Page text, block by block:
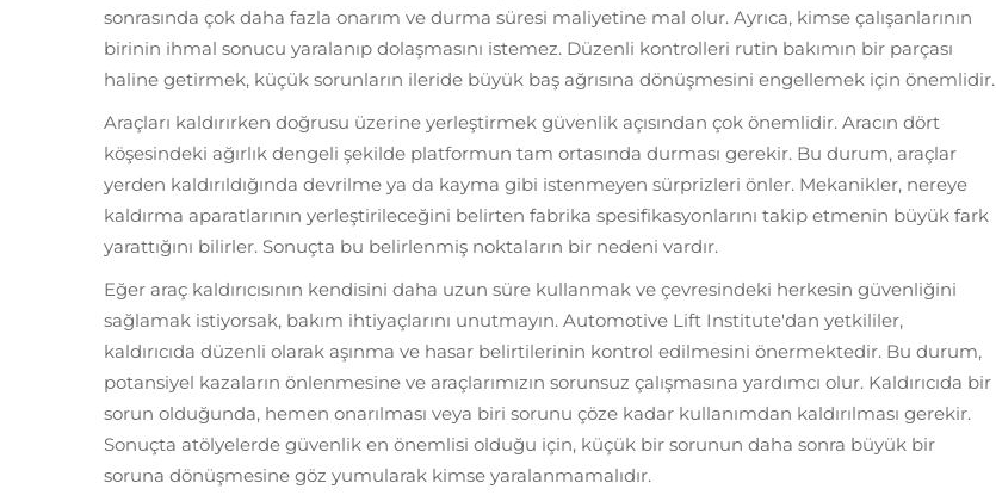
sonrasında çok daha fazla onarım ve durma süresi maliyetine mal olur. Ayrıca, kimse çalışanlarının
birinin ihmal sonucu yaralanıp dolaşmasını istemez. Düzenli kontrolleri rutin bakımın bir parçası
haline getirmek, küçük sorunların ileride büyük baş ağrısına dönüşmesini engellemek için önemlidir.
Araçları kaldırırken doğrusu üzerine yerleştirmek güvenlik açısından çok önemlidir. Aracın dört
köşesindeki ağırlık dengeli şekilde platformun tam ortasında durması gerekir. Bu durum, araçlar
yerden kaldırıldığında devrilme ya da kayma gibi istenmeyen sürprizleri önler. Mekanikler, nereye
kaldırma aparatlarının yerleştirileceğini belirten fabrika spesifikasyonlarını takip etmenin büyük fark
yarattığını bilirler. Sonuçta bu belirlenmiş noktaların bir nedeni vardır.
Eğer araç kaldırıcısının kendisini daha uzun süre kullanmak ve çevresindeki herkesin güvenliğini
sağlamak istiyorsak, bakım ihtiyaçlarını unutmayın. Automotive Lift Institute'dan yetkililer,
kaldırıcıda düzenli olarak aşınma ve hasar belirtilerinin kontrol edilmesini önermektedir. Bu durum,
potansiyel kazaların önlenmesine ve araçlarımızın sorunsuz çalışmasına yardımcı olur. Kaldırıcıda bir
sorun olduğunda, hemen onarılması veya biri sorunu çöze kadar kullanımdan kaldırılması gerekir.
Sonuçta atölyelerde güvenlik en önemlisi olduğu için, küçük bir sorunun daha sonra büyük bir
soruna dönüşmesine göz yumularak kimse yaralanmamalıdır.